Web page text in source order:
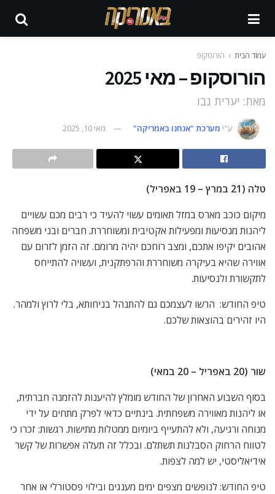
עמוד הבית הורוסקופ
הורוסקופ – מאי 2025
מאת: יערית נבו
ע"י מערכת "אנחנו באמריקה" מאי 10, 2025
טלה (21 במרץ – 19 באפריל)
מיקום כוכב מארס במזל תאומים עשוי להעיד כי רבים מכם עשויים
ליהנות מנסיעות ומפעילות אקטיבית ומשוחררת. חברים ובני משפחה
אהובים יקיפו אתכם, ומצב רוחכם יהיה מרומם. זה הזמן לזרום עם
אווירה שהיא בעיקרה משוחררת והרפתקנית, ועשויה להתייחס
לתקשורת ולנסיעות.
טיפ החודש: הרשו לעצמכם גם להתנהל בניחותא, בלי לרוץ ולמהר.
היו זהירים בהוצאות שלכם.
שור (20 באפריל – 20 במאי)
בסוף השבוע האחרון של החודש מומלץ להיענות להזמנה חברתית,
או ליהנות מאווירה משפחתית. בינתיים כדאי לפרק מתחים על ידי
מנוחה ורגיעה, ולא להתעייף ביומיום ממטלות מתישות. רגשות: זכרו כי
לטווח הרחוק הסבלנות תשתלם. ובכלל זה תעלה אפשרות של קשר
אידיאליסטי, יש למה לצפות.
טיפ החודש: לנופשים מצפים ימים מענגים ובילוי פסטורלי או אחר